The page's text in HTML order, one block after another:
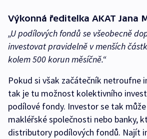
Výkonná ředitelka AKAT Jana
„U podílových fondů se všeobecně
investovat pravidelně v menších
kolem 500 korun měsíčně.“
Pokud si však začátečník netroufne
tak je tu možnost kolektivního
podílové fondy. Investor se tak
makléřské společnosti nebo banky,
distributory podílových fondů. Najít